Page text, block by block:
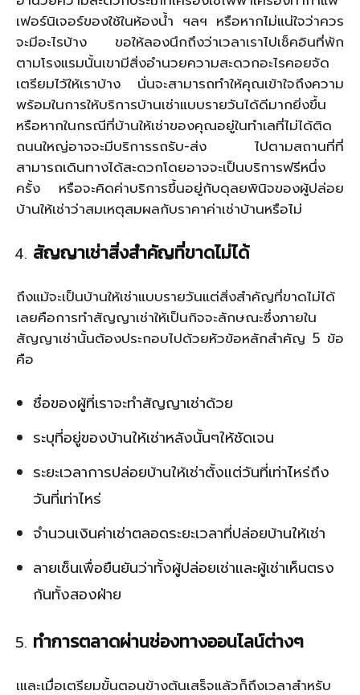
เฟอร์นิเจอร์ของใช้ในห้องน้ำ ฯลฯ หรือหากไม่แน่ใจว่าควร
จะมีอะไรบ้าง ขอให้ลองนึกถึงว่าเวลาเราไปเช็คอินที่พัก
ตามโรงแรมนั้นเขามีสิ่งอำนวยความสะดวกอะไรคอยจัด
เตรียมไว้ให้เราบ้าง นั่นจะสามารถทำให้คุณเข้าใจถึงความ
พร้อมในการให้บริการบ้านเช่าแบบรายวันได้ดีมากยิ่งขึ้น
หรือหากในกรณีที่บ้านให้เช่าของคุณอยู่ในทำเลที่ไม่ได้ติด
ถนนใหญ่อาจจะมีบริการรถรับ-ส่ง ไปตามสถานที่ที่
สามารถเดินทางได้สะดวกโดยอาจจะเป็นบริการฟรีหนึ่ง
ครั้ง หรือจะคิดค่าบริการขึ้นอยู่กับดุลยพินิจของผู้ปล่อย
บ้านให้เช่าว่าสมเหตุสมผลกับราคาค่าเช่าบ้านหรือไม่
สัญญาเช่าสิ่งสำคัญที่ขาดไม่ได้
ถึงแม้จะเป็นบ้านให้เช่าแบบรายวันแต่สิ่งสำคัญที่ขาดไม่ได้
เลยคือการทำสัญญาเช่าให้เป็นกิจจะลักษณะซึ่งภายใน
สัญญาเช่านั้นต้องประกอบไปด้วยหัวข้อหลักสำคัญ 5 ข้อ
คือ
ชื่อของผู้ที่เราจะทำสัญญาเช่าด้วย
ระบุที่อยู่ของบ้านให้เช่าหลังนั้นๆให้ชัดเจน
ระยะเวลาการปล่อยบ้านให้เช่าตั้งแต่วันที่เท่าไหร่ถึง
วันที่เท่าไหร่
จำนวนเงินค่าเช่าตลอดระยะเวลาที่ปล่อยบ้านให้เช่า
ลายเซ็นเพื่อยืนยันว่าทั้งผู้ปล่อยเช่าและผู้เช่าเห็นตรง
กันทั้งสองฝ่าย
ทำการตลาดผ่านช่องทางออนไลน์ต่างๆ
เและเมื่อเตรียมขั้นตอนข้างต้นเสร็จแล้วก็ถึงเวลาสำหรับ